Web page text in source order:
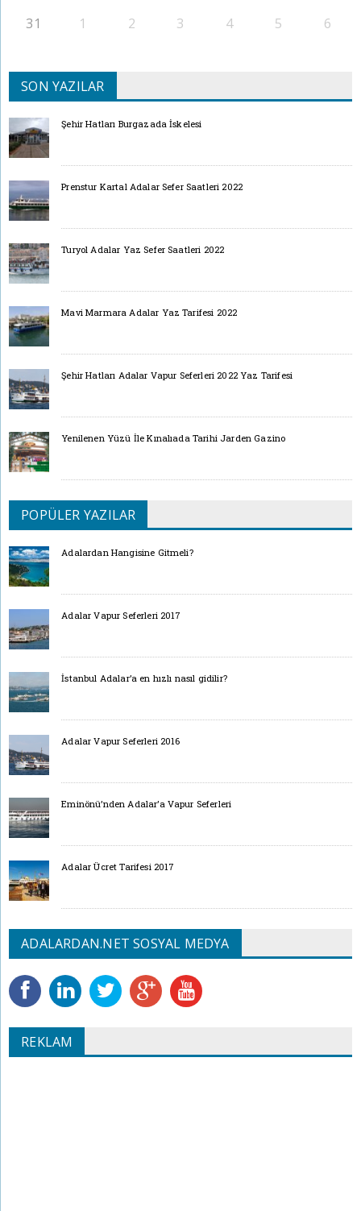
31 1 2 3 4 5 6
SON YAZILAR
Şehir Hatları Burgazada İskelesi
Prenstur Kartal Adalar Sefer Saatleri 2022
Turyol Adalar Yaz Sefer Saatleri 2022
Mavi Marmara Adalar Yaz Tarifesi 2022
Şehir Hatları Adalar Vapur Seferleri 2022 Yaz Tarifesi
Yenilenen Yüzü İle Kınalıada Tarihi Jarden Gazino
POPÜLER YAZILAR
Adalardan Hangisine Gitmeli?
Adalar Vapur Seferleri 2017
İstanbul Adalar’a en hızlı nasıl gidilir?
Adalar Vapur Seferleri 2016
Eminönü’nden Adalar’a Vapur Seferleri
Adalar Ücret Tarifesi 2017
ADALARDAN.NET SOSYAL MEDYA
REKLAM